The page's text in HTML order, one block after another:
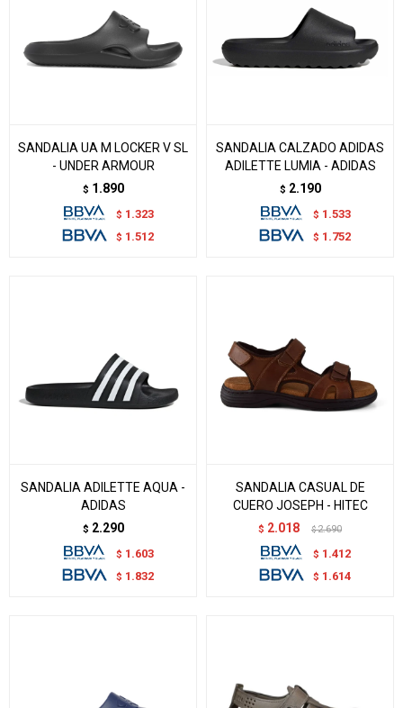
SANDALIA UA M LOCKER V SL
- UNDER ARMOUR
$ 1.890
$ 1.323
$ 1.512
SANDALIA CALZADO ADIDAS
ADILETTE LUMIA - ADIDAS
$ 2.190
$ 1.533
$ 1.752
SANDALIA ADILETTE AQUA -
ADIDAS
$ 2.290
$ 1.603
$ 1.832
SANDALIA CASUAL DE
CUERO JOSEPH - HITEC
$ 2.018 $ 2.690
$ 1.412
$ 1.614